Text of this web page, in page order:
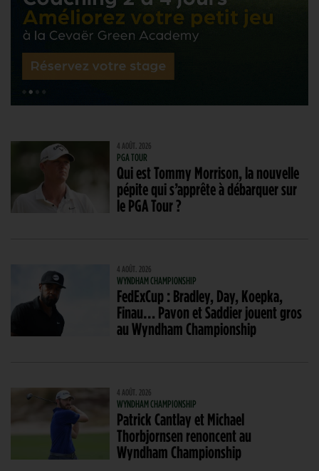
4 AOÛT. 2026
PGA TOUR
Qui est Tommy Morrison, la nouvelle
pépite qui s’apprête à débarquer sur
le PGA Tour ?
4 AOÛT. 2026
WYNDHAM CHAMPIONSHIP
FedExCup : Bradley, Day, Koepka,
Finau… Pavon et Saddier jouent gros
au Wyndham Championship
4 AOÛT. 2026
WYNDHAM CHAMPIONSHIP
Patrick Cantlay et Michael
Thorbjornsen renoncent au
Wyndham Championship